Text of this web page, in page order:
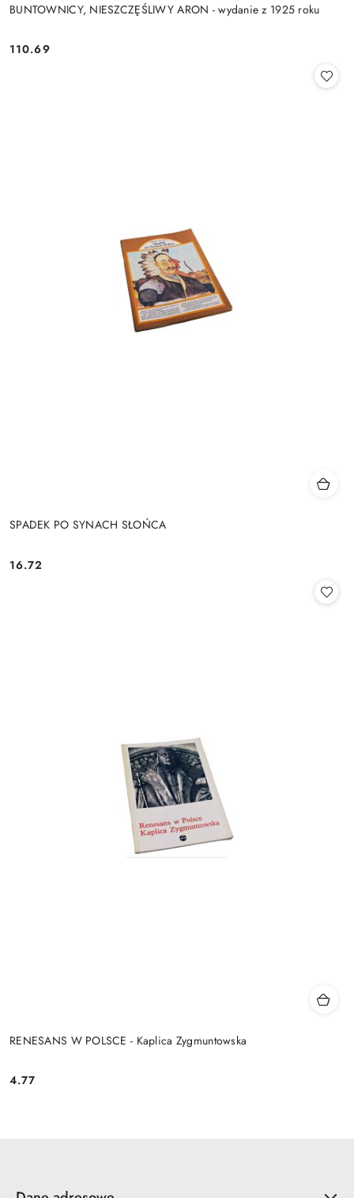
BUNTOWNICY, NIESZCZĘŚLIWY ARON - wydanie z 1925 roku
Cena:
110.69
SPADEK PO SYNACH SŁOŃCA
Cena:
16.72
RENESANS W POLSCE - Kaplica Zygmuntowska
Cena:
4.77